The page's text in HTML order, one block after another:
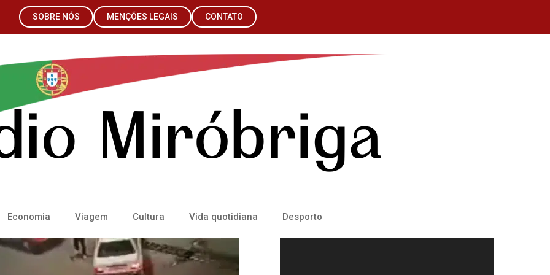
SOBRE NÓS MENÇÕES LEGAIS CONTATO
Economia Viagem Cultura Vida quotidiana Desporto